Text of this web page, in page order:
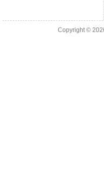
Copyright ©